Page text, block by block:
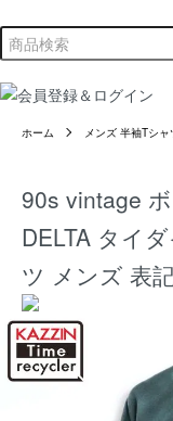
ホーム メンズ 半袖Tシャ
90s vintage
DELTA タイ
ツ メンズ 表